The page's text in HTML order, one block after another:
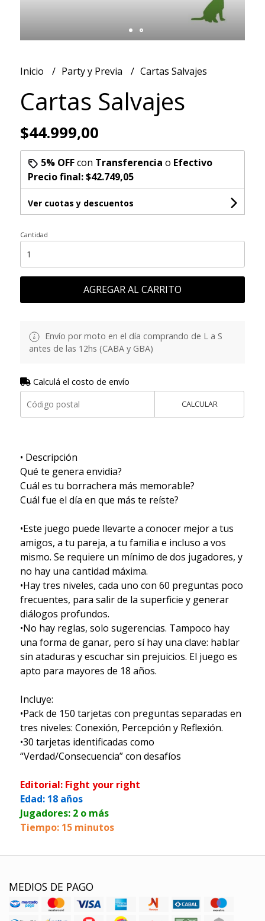
Inicio Party y Previa Cartas Salvajes
Cartas Salvajes
$44.999,00
5% OFFcon Transferencia o Efectivo
Precio final:$42.749,05
Ver cuotas y descuentos
Cantidad
AGREGAR AL CARRITO
Envío por moto en el día comprando de L a S
antes de las 12hs (CABA y GBA)
Calculá el costo de envío
CALCULAR
• Descripción
Qué te genera envidia?
Cuál es tu borrachera más memorable?
Cuál fue el día en que más te reíste?
•Este juego puede llevarte a conocer mejor a tus
amigos, a tu pareja, a tu familia e incluso a vos
mismo. Se requiere un mínimo de dos jugadores, y
no hay una cantidad máxima.
•Hay tres niveles, cada uno con 60 preguntas poco
frecuentes, para salir de la superficie y generar
diálogos profundos.
•No hay reglas, solo sugerencias. Tampoco hay
una forma de ganar, pero sí hay una clave: hablar
sin ataduras y escuchar sin prejuicios. El juego es
apto para mayores de 18 años.
Incluye:
•Pack de 150 tarjetas con preguntas separadas en
tres niveles: Conexión, Percepción y Reflexión.
•30 tarjetas identificadas como
“Verdad/Consecuencia” con desafíos
Editorial: Fight your right
Edad: 18 años
Jugadores: 2 o más
Tiempo: 15 minutos
MEDIOS DE PAGO